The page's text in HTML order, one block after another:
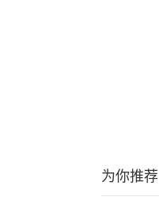
为你推荐